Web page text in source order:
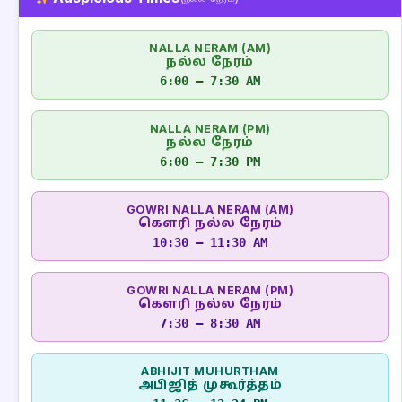
NALLA NERAM (AM)
நல்ல நேரம்
6:00 – 7:30 AM
NALLA NERAM (PM)
நல்ல நேரம்
6:00 – 7:30 PM
GOWRI NALLA NERAM (AM)
கௌரி நல்ல நேரம்
10:30 – 11:30 AM
GOWRI NALLA NERAM (PM)
கௌரி நல்ல நேரம்
7:30 – 8:30 AM
ABHIJIT MUHURTHAM
அபிஜித் முகூர்த்தம்